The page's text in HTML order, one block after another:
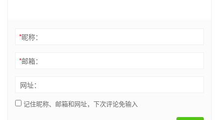
*昵称：
*邮箱：
网址：
记住昵称、邮箱和网址，下次评论免输入